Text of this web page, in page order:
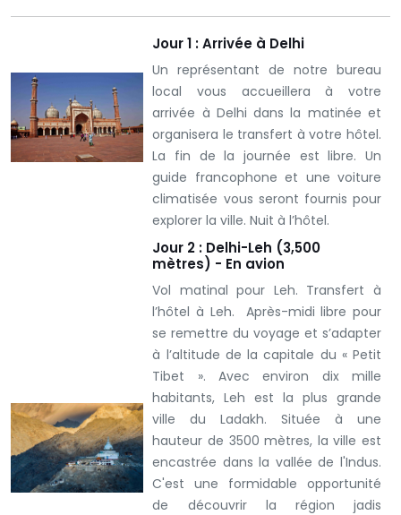
Jour 1 : Arrivée à Delhi
Un représentant de notre bureau
local vous accueillera à votre
arrivée à Delhi dans la matinée et
organisera le transfert à votre hôtel.
La fin de la journée est libre. Un
guide francophone et une voiture
climatisée vous seront fournis pour
explorer la ville.Nuit à l’hôtel.
Jour 2 : Delhi-Leh (3,500
mètres) - En avion
Vol matinal pour Leh. Transfert à
l’hôtel à Leh. Après-midi libre pour
se remettre du voyage et s’adapter
à l’altitude de la capitale du « Petit
Tibet ».Avec environ dix mille
habitants, Leh est la plus grande
ville du Ladakh. Située à une
hauteur de 3500 mètres, la ville est
encastrée dans la vallée de l'Indus.
C'est une formidable opportunité
de découvrir la région jadis